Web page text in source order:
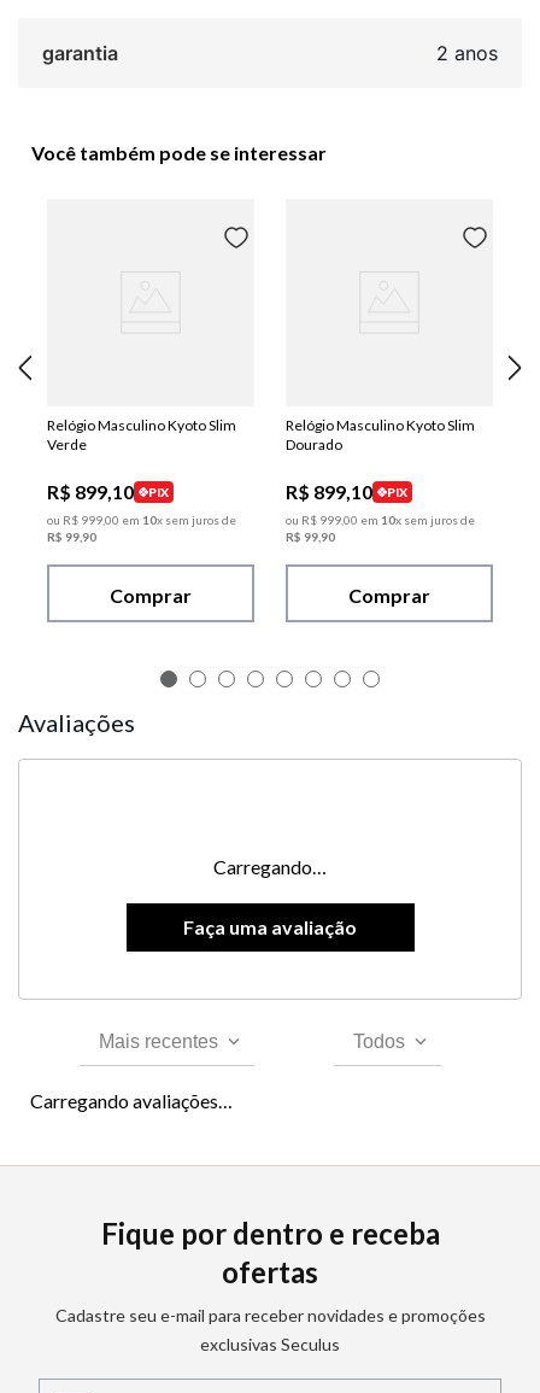
garantia 2 anos
Você também pode se interessar
Relógio Masculino Kyoto Slim
Verde
R$ 899,10
PIX
ou R$ 99900 em 10x sem juros de
R$ 99 90
Comprar
Relógio Masculino Kyoto Slim
Dourado
R$ 899,10
PIX
ou R$ 99900 em 10x sem juros de
R$ 99 90
Comprar
Avaliações
Carregando…
Mais recentes Todos
Carregando avaliações…
Fique por dentro e receba
ofertas
Cadastre seu e-mail para receber novidades e promoções
exclusivas Seculus